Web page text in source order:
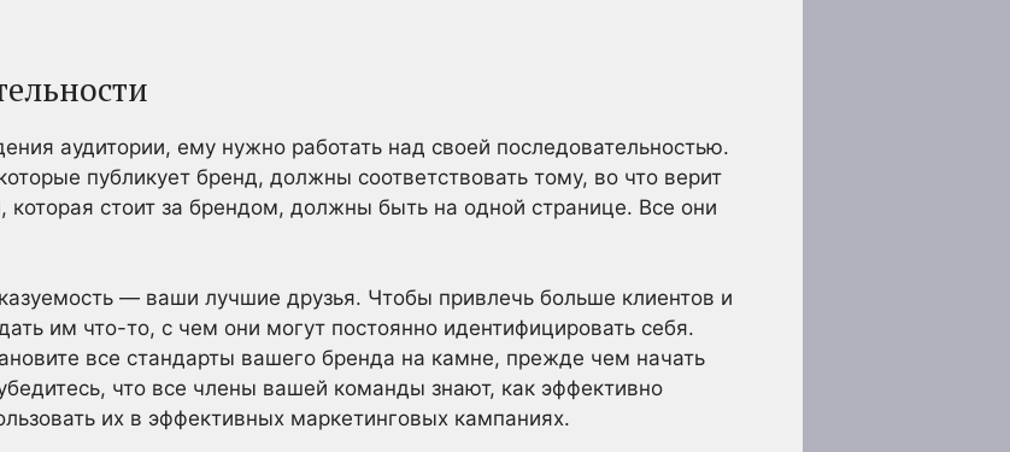
аудитории, ему нужно работать над своей последовательностью.
публикует бренд, должны соответствовать тому, во что верит
которая стоит за брендом, должны быть на одной странице. Все они
— ваши лучшие друзья. Чтобы привлечь больше клиентов и
им что-то, с чем они могут постоянно идентифицировать себя.
все стандарты вашего бренда на камне, прежде чем начать
что все члены вашей команды знают, как эффективно
их в эффективных маркетинговых кампаниях.